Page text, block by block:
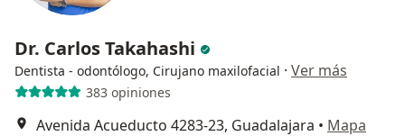
Dr. Carlos Takahashi
Dentista - odontólogo, Cirujano maxilofacial · Ver más
383 opiniones
Avenida Acueducto 4283-23, Guadalajara • Mapa